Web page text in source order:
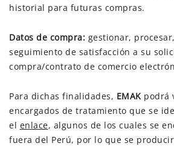
historial para futuras compras.
Datos de compra: gestionar,
seguimiento de satisfacción a su
compra/contrato de comercio
Para dichas finalidades, EMAK podrá
encargados de tratamiento que se
el enlace, algunos de los cuales se
fuera del Perú, por lo que se